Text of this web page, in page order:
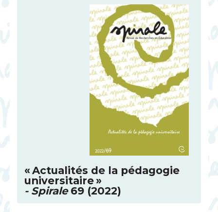
«Actualités de la pédagogie
universitaire»
- Spirale69 (2022)